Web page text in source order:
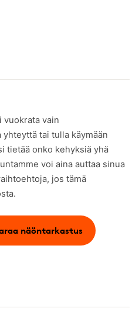
vuokrata vain
tai tulla käymään
tietää onko kehyksiä yhä
voi aina auttaa sinua
jos tämä
näöntarkastus